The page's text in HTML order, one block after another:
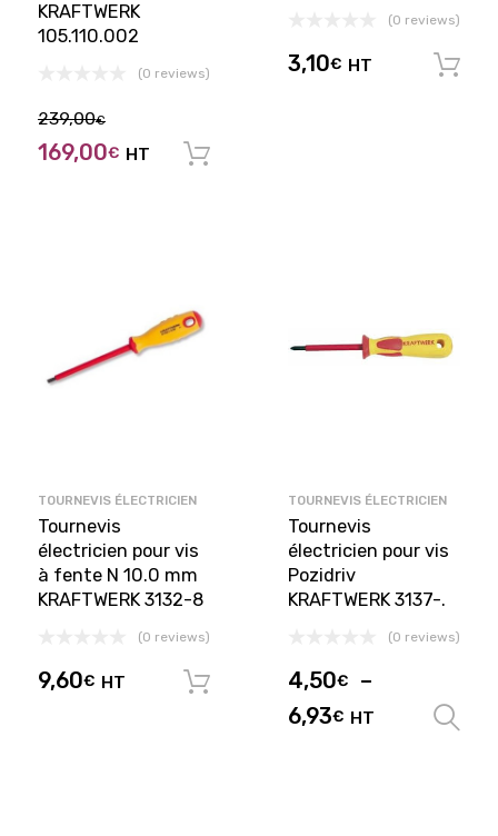
KRAFTWERK
105.110.002
(0 reviews)
239,00€
169,00€ HT
(0 reviews)
3,10€ HT
TOURNEVIS ÉLECTRICIEN
Tournevis
électricien pour vis
à fente N 10.0 mm
KRAFTWERK 3132-8
(0 reviews)
9,60€ HT Ajouter au panier
TOURNEVIS ÉLECTRICIEN
Tournevis
électricien pour vis
Pozidriv
KRAFTWERK 3137-.
(0 reviews)
4,50€
–
6,93€ HT